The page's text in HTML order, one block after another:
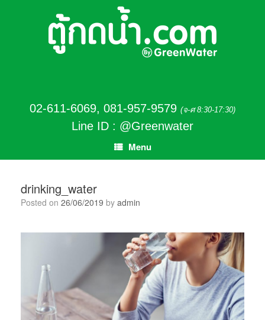
02-611-6069, 081-957-9579 (จ-ศ 8:30-17:30)
Line ID : @Greenwater
Menu
drinking_water
Posted on 26/06/2019 by admin